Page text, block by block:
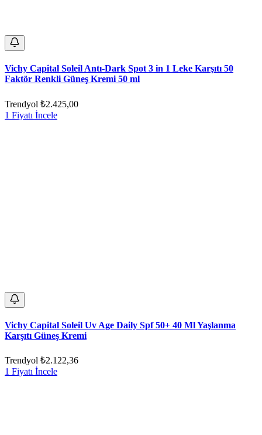
Vichy Capital Soleil Antı-Dark Spot 3 in 1 Leke Karşıtı 50
Faktör Renkli Güneş Kremi 50 ml
Trendyol ₺2.425,00
1 Fiyatı İncele
Vichy Capital Soleil Uv Age Daily Spf 50+ 40 Ml Yaşlanma
Karşıtı Güneş Kremi
Trendyol ₺2.122,36
1 Fiyatı İncele